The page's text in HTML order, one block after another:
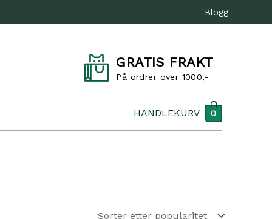
Blogg
GRATIS FRAKT
På ordrer over 1000,-
HANDLEKURV 0